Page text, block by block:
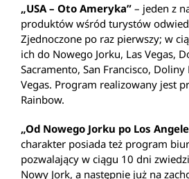
„USA – Oto Ameryka” – jeden z
produktów wśród turystów
Zjednoczone po raz pierwszy; w
ich do Nowego Jorku, Las Vegas,
Sacramento, San Francisco,
Vegas. Program realizowany jest
Rainbow.
„Od Nowego Jorku po Los
charakter posiada też program
pozwalający w ciągu 10 dni
Nowy Jork, a następnie już na